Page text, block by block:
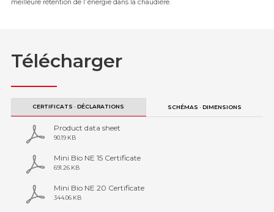
meilleure rétention de l᾿énergie dans la chaudière.
Télécharger
CERTIFICATS · DÉCLARATIONS SCHÉMAS · DIMENSIONS
Product data sheet
90.19 KB
Mini Bio NE 15 Certificate
691.26 KB
Mini Bio NE 20 Certificate
344.06 KB